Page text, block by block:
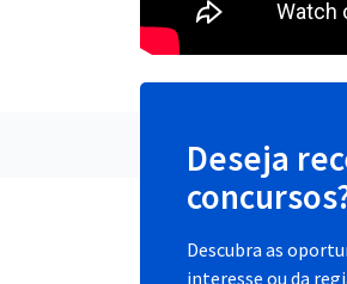
Deseja
Descubra as
interesse ou da